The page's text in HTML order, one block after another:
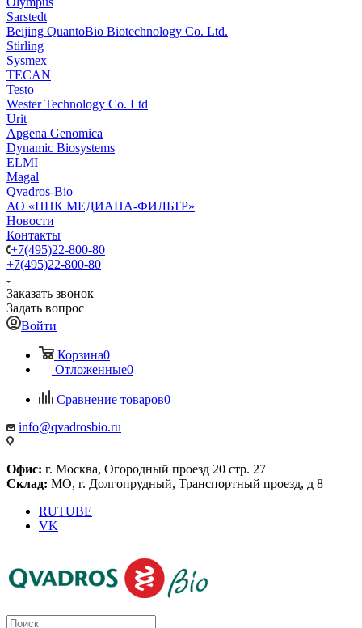
Sarstedt
Beijing QuantoBio Biotechnology Co. Ltd.
Stirling
Sysmex
TECAN
Testo
Wester Technology Co. Ltd
Urit
Apgena Genomica
Dynamic Biosystems
ELMI
Magal
Qvadros-Bio
АО «НПК МЕДИАНА-ФИЛЬТР»
Новости
Контакты
+7(495)22-800-80
+7(495)22-800-80
Заказать звонок
Задать вопрос
Войти
Корзина0
Отложенные0
Сравнение товаров0
info@qvadrosbio.ru
Офис: г. Москва, Огородный проезд 20 стр. 27
Склад: МО, г. Долгопрудный, Транспортный проезд, д 8
RUTUBE
VK